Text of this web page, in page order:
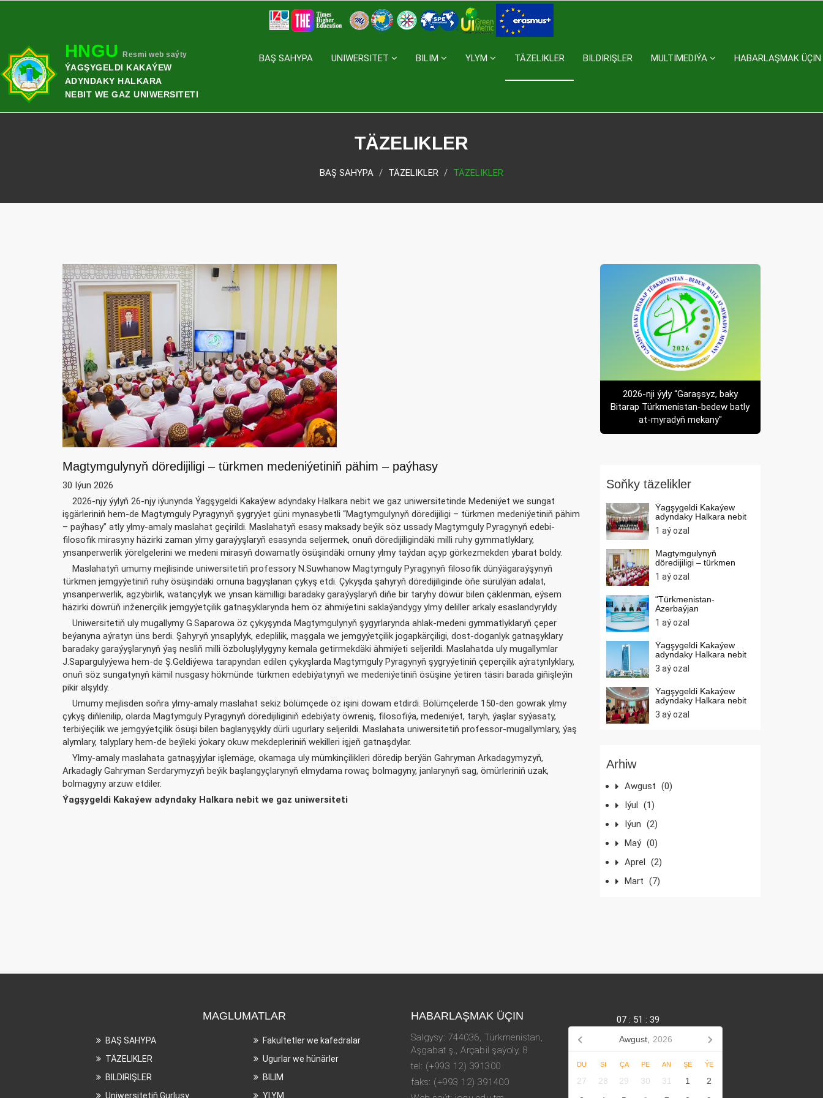
HNGU Resmi web saýty
ÝAGŞYGELDI KAKAÝEW
ADYNDAKY HALKARA
NEBIT WE GAZ UNIWERSITETI
BAŞ SAHYPA UNIWERSITET BILIM YLYM TÄZELIKLER BILDIRIŞLER MULTIMEDIÝA HABARLAŞMAK ÜÇIN
TÄZELIKLER
BAŞ SAHYPA TÄZELIKLER TÄZELIKLER
Magtymgulynyň döredijiligi – türkmen medeniýetiniň pähim – paýhasy
30 Iýun 2026
2026-njy ýylyň 26-njy iýunynda Ýagşygeldi Kakaýew adyndaky Halkara nebit we gaz uniwersitetinde Medeniýet we sungat
işgärleriniň hem-de Magtymguly Pyragynyň şygryýet güni mynasybetli “Magtymgulynyň döredijiligi – türkmen medeniýetiniň pähim
– paýhasy” atly ylmy-amaly maslahat geçirildi. Maslahatyň esasy maksady beýik söz ussady Magtymguly Pyragynyň edebi-
filosofik mirasyny häzirki zaman ylmy garaýyşlaryň esasynda seljermek, onuň döredijiligindäki milli ruhy gymmatlyklary,
ynsanperwerlik ýörelgelerini we medeni mirasyň dowamatly ösüşindäki ornuny ylmy taýdan açyp görkezmekden ybarat boldy.
Maslahatyň umumy mejlisinde uniwersitetiň professory N.Suwhanow Magtymguly Pyragynyň filosofik dünýägaraýşynyň
türkmen jemgyýetiniň ruhy ösüşindäki ornuna bagyşlanan çykyş etdi. Çykyşda şahyryň döredijiliginde öňe sürülýän adalat,
ynsanperwerlik, agzybirlik, watançylyk we ynsan kämilligi baradaky garaýyşlaryň diňe bir taryhy döwür bilen çäklenmän, eýsem
häzirki döwrüň inženerçilik jemgyýetçilik gatnaşyklarynda hem öz ähmiýetini saklaýandygy ylmy deliller arkaly esaslandyryldy.
Uniwersitetiň uly mugallymy G.Saparowa öz çykyşynda Magtymgulynyň şygyrlarynda ahlak-medeni gymmatlyklaryň çeper
beýanyna aýratyn üns berdi. Şahyryň ynsaplylyk, edeplilik, maşgala we jemgyýetçilik jogapkärçiligi, dost-doganlyk gatnaşyklary
baradaky garaýyşlarynyň ýaş nesliň milli özboluşlylygyny kemala getirmekdäki ähmiýeti seljerildi. Maslahatda uly mugallymlar
J.Sapargulyýewa hem-de Ş.Geldiýewa tarapyndan edilen çykyşlarda Magtymguly Pyragynyň şygryýetiniň çeperçilik aýratynlyklary,
onuň söz sungatynyň kämil nusgasy hökmünde türkmen edebiýatynyň we medeniýetiniň ösüşine ýetiren täsiri barada giňişleýin
pikir alşyldy.
Umumy mejlisden soňra ylmy-amaly maslahat sekiz bölümçede öz işini dowam etdirdi. Bölümçelerde 150-den gowrak ylmy
çykyş diňlenilip, olarda Magtymguly Pyragynyň döredijiliginiň edebiýaty öwreniş, filosofiýa, medeniýet, taryh, ýaşlar syýasaty,
terbiýeçilik we jemgyýetçilik ösüşi bilen baglanyşykly dürli ugurlary seljerildi. Maslahata uniwersitetiň professor-mugallymlary, ýaş
alymlary, talyplary hem-de beýleki ýokary okuw mekdepleriniň wekilleri işjeň gatnaşdylar.
Ylmy-amaly maslahata gatnaşyjylar işlemäge, okamaga uly mümkinçilikleri döredip berýän Gahryman Arkadagymyzyň,
Arkadagly Gahryman Serdarymyzyň beýik başlangyçlarynyň elmydama rowaç bolmagyny, janlarynyň sag, ömürleriniň uzak,
bolmagyny arzuw etdiler.
Ýagşygeldi Kakaýew adyndaky Halkara nebit we gaz uniwersiteti
2026-nji ýyly “Garaşsyz, baky
Bitarap Türkmenistan-bedew batly
at-myradyň mekany"
Soňky täzelikler
Ýagşygeldi Kakaýew
adyndaky Halkara nebit
we...
1 aý ozal
Magtymgulynyň
döredijiligi – türkmen
medeniýe...
1 aý ozal
“Türkmenistan-
Azerbaýjan
hyzmatdaşlygy” atly...
1 aý ozal
Ýagşygeldi Kakaýew
adyndaky Halkara nebit
gaz...
3 aý ozal
Ýagşygeldi Kakaýew
adyndaky Halkara nebit
we...
3 aý ozal
Arhiw
Awgust (0)
Iýul (1)
Iýun (2)
Maý (0)
Aprel (2)
Mart (7)
MAGLUMATLAR
BAŞ SAHYPA
TÄZELIKLER
BILDIRIŞLER
Uniwersitetiň Gurluşy
Fakultetler we kafedralar
Ugurlar we hünärler
BILIM
YLYM
HABARLAŞMAK ÜÇIN
Salgysy: 744036, Türkmenistan,
Aşgabat ş., Arçabil şaýoly, 8
tel: (+993 12) 391300
faks: (+993 12) 391400
07: 51 : 39
Awgust, 2026
DU SI ÇA PE AN ŞE ÝE
27 28 29 30 31 1
2